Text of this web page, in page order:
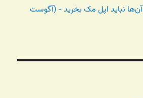
آن‌ها نباید اپل مک بخرید - (آگوست